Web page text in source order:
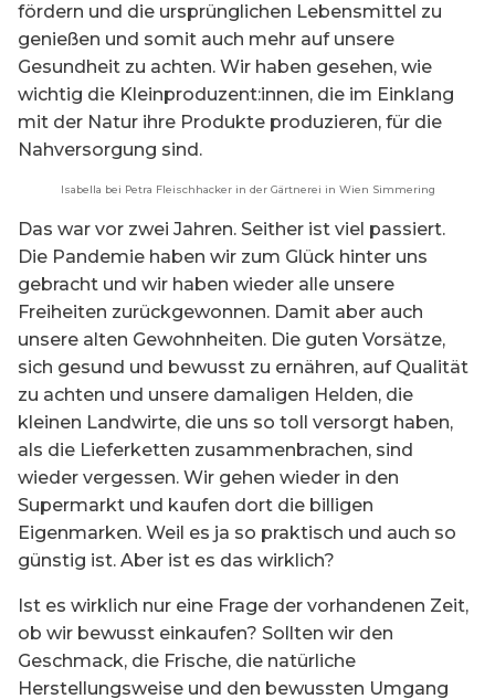
fördern und die ursprünglichen Lebensmittel zu
genießen und somit auch mehr auf unsere
Gesundheit zu achten. Wir haben gesehen, wie
wichtig die Kleinproduzent:innen, die im Einklang
mit der Natur ihre Produkte produzieren, für die
Nahversorgung sind.
Isabella bei Petra Fleischhacker in der Gärtnerei in Wien Simmering
Das war vor zwei Jahren. Seither ist viel passiert.
Die Pandemie haben wir zum Glück hinter uns
gebracht und wir haben wieder alle unsere
Freiheiten zurückgewonnen. Damit aber auch
unsere alten Gewohnheiten. Die guten Vorsätze,
sich gesund und bewusst zu ernähren, auf Qualität
zu achten und unsere damaligen Helden, die
kleinen Landwirte, die uns so toll versorgt haben,
als die Lieferketten zusammenbrachen, sind
wieder vergessen. Wir gehen wieder in den
Supermarkt und kaufen dort die billigen
Eigenmarken. Weil es ja so praktisch und auch so
günstig ist. Aber ist es das wirklich?
Ist es wirklich nur eine Frage der vorhandenen Zeit,
ob wir bewusst einkaufen? Sollten wir den
Geschmack, die Frische, die natürliche
Herstellungsweise und den bewussten Umgang